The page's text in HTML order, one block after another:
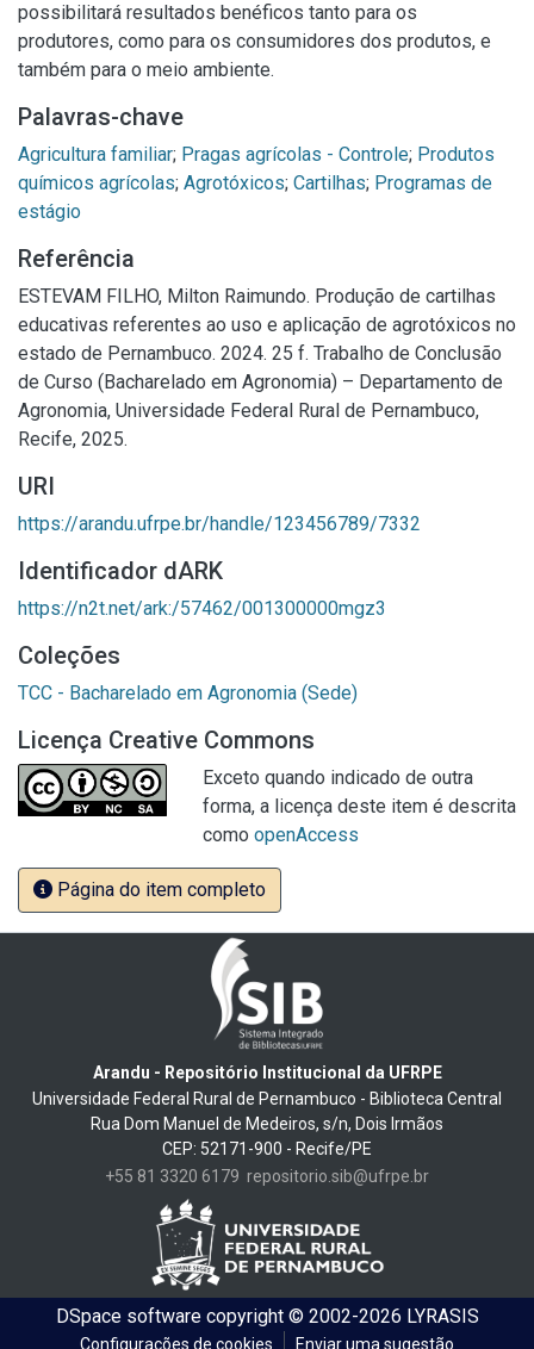
possibilitará resultados benéficos tanto para os
produtores, como para os consumidores dos produtos, e
também para o meio ambiente.
Palavras-chave
Agricultura familiar; Pragas agrícolas - Controle; Produtos
químicos agrícolas; Agrotóxicos; Cartilhas; Programas de
estágio
Referência
ESTEVAM FILHO, Milton Raimundo. Produção de cartilhas
educativas referentes ao uso e aplicação de agrotóxicos no
estado de Pernambuco. 2024. 25 f. Trabalho de Conclusão
de Curso (Bacharelado em Agronomia) – Departamento de
Agronomia, Universidade Federal Rural de Pernambuco,
Recife, 2025.
URI
https://arandu.ufrpe.br/handle/123456789/7332
Identificador dARK
https://n2t.net/ark:/57462/001300000mgz3
Coleções
TCC - Bacharelado em Agronomia (Sede)
Licença Creative Commons
Exceto quando indicado de outra
forma, a licença deste item é descrita
como openAccess
Página do item completo
Arandu - Repositório Institucional da UFRPE
Universidade Federal Rural de Pernambuco - Biblioteca Central
Rua Dom Manuel de Medeiros, s/n, Dois Irmãos
CEP: 52171-900 - Recife/PE
+55 81 3320 6179 repositorio.sib@ufrpe.br
DSpace softwarecopyright © 2002-2026 LYRASIS
Configurações de cookies Enviar uma sugestão